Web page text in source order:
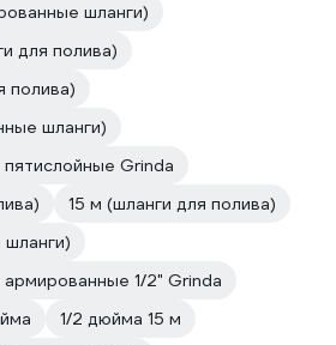
шланги)
для полива)
полива)
шланги)
Grinda
15 м (шланги для полива)
1/2" Grinda
1/2 дюйма 15 м